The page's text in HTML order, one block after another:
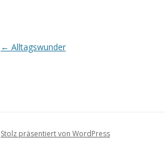
Beitrags-
← Alltagswunder
Stolz präsentiert von WordPress